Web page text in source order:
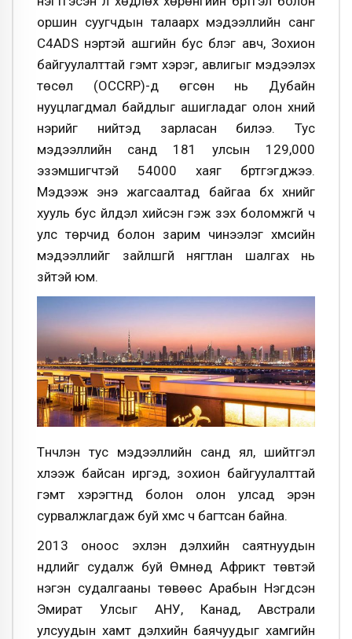
оршин суугчдын талаарх мэдээллийн санг
C4ADS нэртэй ашгийн бус бүлэг авч, Зохион
байгуулалттай гэмт хэрэг, авлигыг мэдээлэх
төсөл (OCCRP)-д өгсөн нь Дубайн
нууцлагдмал байдлыг ашигладаг олон хүний
нэрийг нийтэд зарласан билээ. Тус
мэдээллийн санд 181 улсын 129,000
эзэмшигчтэй 54000 хаяг бүртгэгджээ.
Мэдээж энэ жагсаалтад байгаа бүх хүнийг
хууль бус үйлдэл хийсэн гэж үзэх боломжгүй ч
улс төрчид болон зарим чинээлэг хүмүүсийн
мэдээллийг зайлшгүй нягтлан шалгах нь
зүйтэй юм.
Түүнчлэн тус мэдээллийн санд ял, шийтгэл
хүлээж байсан иргэд, зохион байгуулалттай
гэмт хэрэгтнүүд болон олон улсад эрэн
сурвалжлагдаж буй хүмүүс ч багтсан байна.
2013 оноос эхлэн дэлхийн саятнуудын
нүүдлийг судалж буй Өмнөд Африкт төвтэй
нэгэн судалгааны төвөөс Арабын Нэгдсэн
Эмират Улсыг АНУ, Канад, Австрали
улсуудын хамт дэлхийн баячуудыг хамгийн